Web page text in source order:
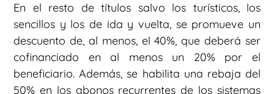
En el resto de títulos salvo los turísticos, los
sencillos y los de ida y vuelta, se promueve un
descuento de, al menos, el 40%, que deberá ser
cofinanciado en al menos un 20% por el
beneficiario. Además, se habilita una rebaja del
50% en los abonos recurrentes de los sistemas